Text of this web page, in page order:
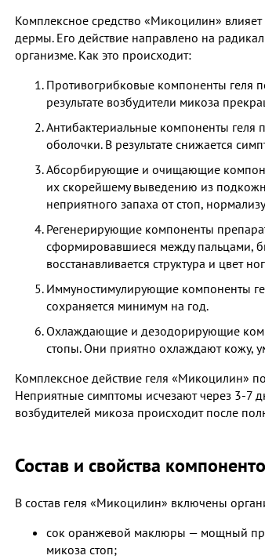
Комплексное средство «Микоцилин»
дермы. Его действие направлено на
организме. Как это происходит:
Противогрибковые компоненты геля
результате возбудители микоза
Антибактериальные компоненты
оболочки. В результате снижается
Абсорбирующие и очищающие
их скорейшему выведению из
неприятного запаха от стоп,
Регенерирующие компоненты
сформировавшиеся между пальцами,
восстанавливается структура и цвет
Иммуностимулирующие компоненты
сохраняется минимум на год.
Охлаждающие и дезодорирующие
стопы. Они приятно охлаждают кожу,
Комплексное действие геля «Микоцилин»
Неприятные симптомы исчезают через 3-7
возбудителей микоза происходит после
Состав и свойства
В состав геля «Микоцилин» включены
сок оранжевой маклюры — мощный
микоза стоп;